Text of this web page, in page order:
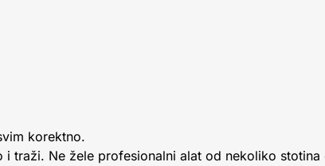
korektno.
traži. Ne žele profesionalni alat od nekoliko